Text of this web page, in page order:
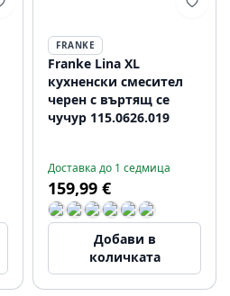
FRANKE
Franke Lina XL
кухненски смесител
черен с въртящ се
чучур 115.0626.019
Доставка до 1 седмица
159,99 €
Добави в
количката